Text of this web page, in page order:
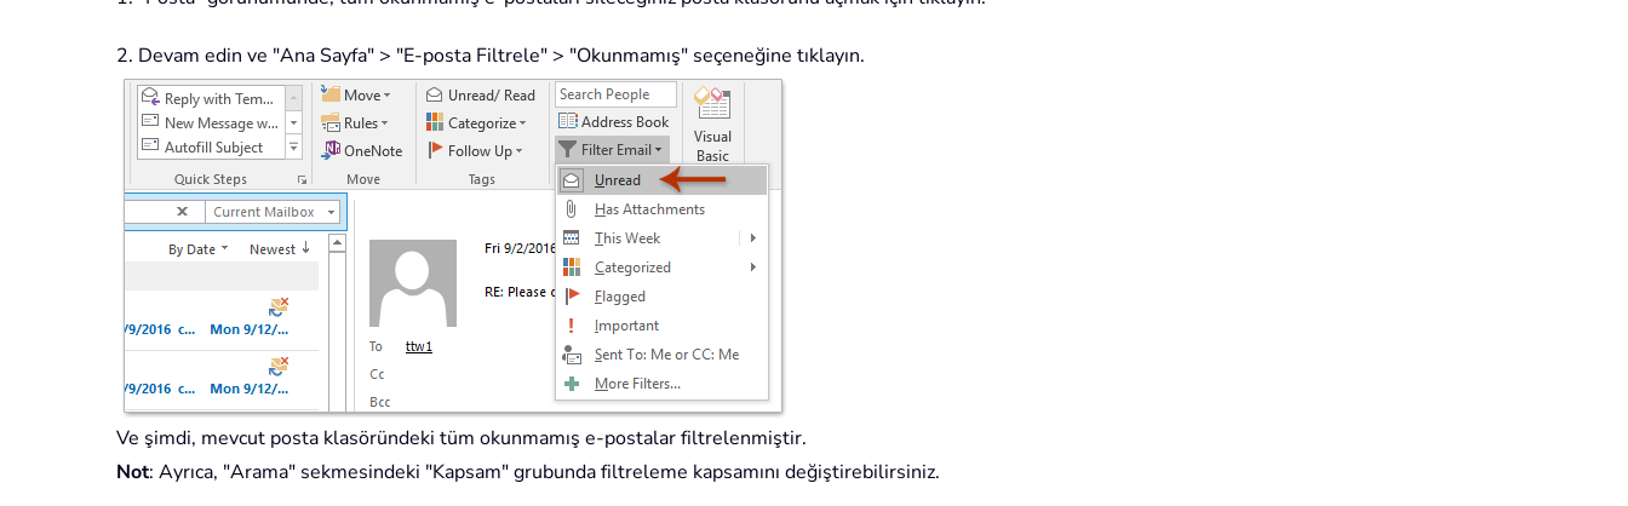
2. Devam edin ve "Ana Sayfa" > "E-posta Filtrele" > "Okunmamış" seçeneğine tıklayın.
Ve şimdi, mevcut posta klasöründeki tüm okunmamış e-postalar filtrelenmiştir.
Not: Ayrıca, "Arama" sekmesindeki "Kapsam" grubunda filtreleme kapsamını değiştirebilirsiniz.